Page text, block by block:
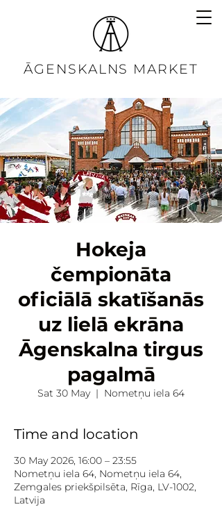
ĀGENSKALNS MARKET
Hokeja
čempionāta
oficiālā skatīšanās
uz lielā ekrāna
Āgenskalna tirgus
pagalmā
Sat 30 May
  |
Nometņu iela 64
Time and location
30 May 2026, 16:00 – 23:55
Nometņu iela 64, Nometņu iela 64,
Zemgales priekšpilsēta, Rīga, LV-1002,
Latvija